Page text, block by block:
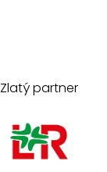
Zlatý partner